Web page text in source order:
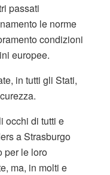
passati
le norme
condizioni
europee.
in tutti gli Stati,
occhi di tutti e
a Strasburgo
per le loro
ma, in molti e